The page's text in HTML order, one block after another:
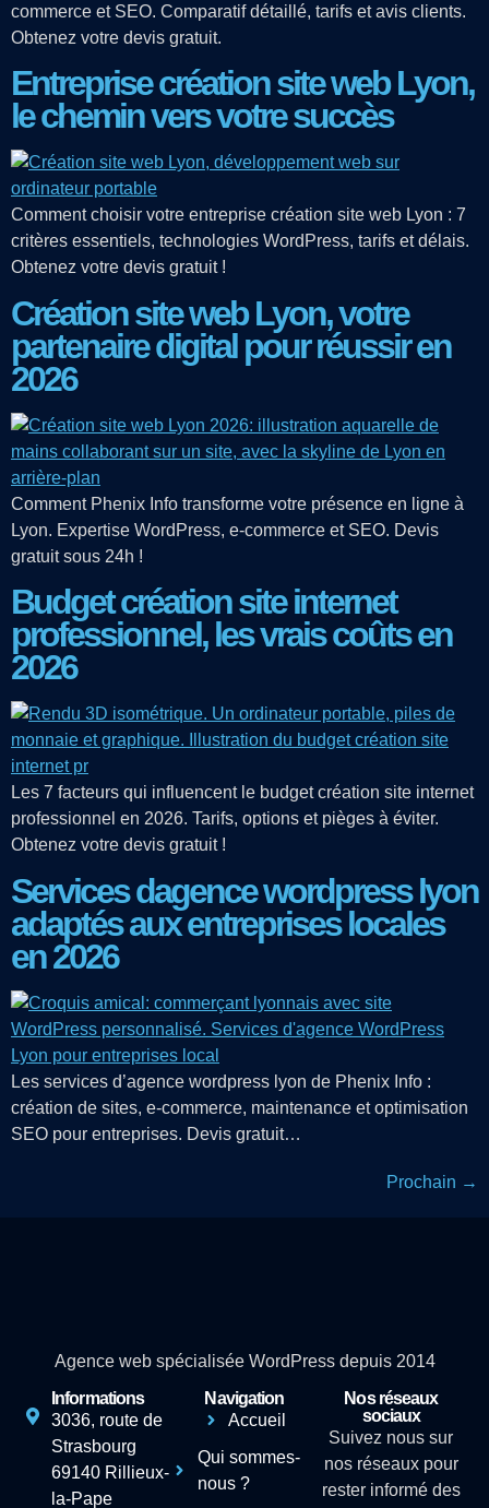
commerce et SEO. Comparatif détaillé, tarifs et avis clients.
Obtenez votre devis gratuit.
Entreprise création site web Lyon,
le chemin vers votre succès
Comment choisir votre entreprise création site web Lyon : 7
critères essentiels, technologies WordPress, tarifs et délais.
Obtenez votre devis gratuit !
Création site web Lyon, votre
partenaire digital pour réussir en
2026
Comment Phenix Info transforme votre présence en ligne à
Lyon. Expertise WordPress, e-commerce et SEO. Devis
gratuit sous 24h !
Budget création site internet
professionnel, les vrais coûts en
2026
Les 7 facteurs qui influencent le budget création site internet
professionnel en 2026. Tarifs, options et pièges à éviter.
Obtenez votre devis gratuit !
Services dagence wordpress lyon
adaptés aux entreprises locales
en 2026
Les services d’agence wordpress lyon de Phenix Info :
création de sites, e-commerce, maintenance et optimisation
SEO pour entreprises. Devis gratuit…
Prochain →
Agence web spécialisée WordPress depuis 2014
Informations
3036, route de
Strasbourg
69140 Rillieux-
la-Pape
Navigation
Accueil
Qui sommes-
nous ?
Nos réseaux
sociaux
Suivez nous sur
nos réseaux pour
rester informé des